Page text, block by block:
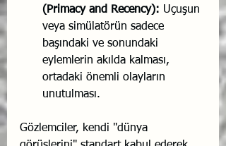
(Primacy and Recency): Uçuşun
veya simülatörün sadece
başındaki ve sonundaki
eylemlerin akılda kalması,
ortadaki önemli olayların
unutulması.
Gözlemciler, kendi "dünya